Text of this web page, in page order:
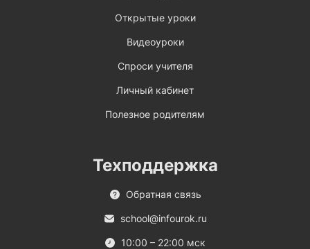
Открытые уроки
Видеоуроки
Спроси учителя
Личный кабинет
Полезное родителям
Техподдержка
Обратная связь
school@infourok.ru
10:00 – 22:00 мск